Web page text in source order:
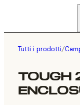
Tutti i prodotti/
TOUGH